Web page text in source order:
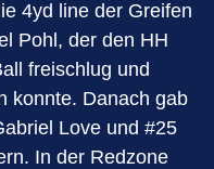
4yd line der Greifen
Pohl, der den HH
freischlug und
konnte. Danach gab
Love und #25
In der Redzone